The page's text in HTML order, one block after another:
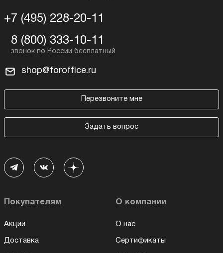
+7 (495) 228-20-11
8 (800) 333-10-11
shop@foroffice.ru
Перезвоните мне
Задать вопрос
Покупателям
Акции
Доставка
О компании
О нас
Сертификаты